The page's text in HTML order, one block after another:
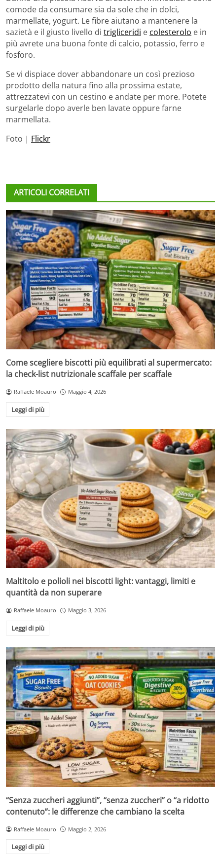
comode da consumare sia da sole che in dolci,
marmellate, yogurt. Le fibre aiutano a mantenere la
sazietà e il giusto livello di trigliceridi e colesterolo e in
più avrete una buona fonte di calcio, potassio, ferro e
fosforo.
Se vi dispiace dover abbandonare un così prezioso
prodotto della natura fino alla prossima estate,
attrezzatevi con un cestino e andate per more. Potete
surgelarle dopo averle ben lavate oppure farne
marmellata.
Foto | Flickr
ARTICOLI CORRELATI
Come scegliere biscotti più equilibrati al supermercato:
la check-list nutrizionale scaffale per scaffale
Raffaele Moauro Maggio 4, 2026
Leggi di più
Maltitolo e polioli nei biscotti light: vantaggi, limiti e
quantità da non superare
Raffaele Moauro Maggio 3, 2026
Leggi di più
“Senza zuccheri aggiunti”, “senza zuccheri” o “a ridotto
contenuto”: le differenze che cambiano la scelta
Raffaele Moauro Maggio 2, 2026
Leggi di più